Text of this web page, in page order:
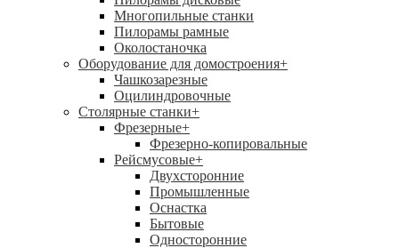
Многопильные станки
Пилорамы рамные
Околостаночка
Оборудование для домостроения+
Чашкозарезные
Оцилиндровочные
Столярные станки+
Фрезерные+
Фрезерно-копировальные
Рейсмусовые+
Двухсторонние
Промышленные
Оснастка
Бытовые
Односторонние